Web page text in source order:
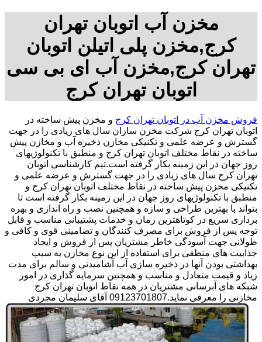
مخزن آب اتوبان تهران
کرج,مخزن پلی اتیلن اتوبان
تهران کرج,مخزن آب ای بی سی
اتوبان تهران کرج
فروش مخزن آب در اتوبان تهران کرج و مخزن پیش ساخته در
اتوبان تهران کرج شرکت مخزن سازان سال های زیادی را در جهت
گسترش و عرضه علمی و تکنیکی مخازن ذخیره آب و مخازن پیش
ساخته در نقاط مختلف اتوبان تهران کرج و منطبق با تکنولوژیهای
روز جهان در این زمینه بکار گرفته است.تیم کارشناسی اتوبان
تهران کرج سال های زیادی را در جهت گسترش و عرضه علمی و
تکنیکی مخزن پیش ساخته در نقاط مختلف اتوبان تهران کرج و
منطبق با تکنولوژیهای روز جهان در این زمینه بکار گرفته است تا
بتواند با بهترین طراحی و سازه و همچنین نصب و راه اندازی و بهره
برداری سریع در کوتاهترین زمان و خدمات پشتیبانی مناسب و قابل
توجه پس از فروش برای مصرف کنندگان و تضامینی قوی و کافی و
طولانی جهت آسودگی خاطر مشتریان پس از فروش و ایجاد
جذابیت های منطقی برای استفاده از این نوع مخازن به سبب
بهداشتی بودن آنها در ذخیره سازی آب آشامیدنی و سالم برای مدت
زیاد و قیمت متعادل و مناسب و همچنین سرمایه گذاری در امور
شبکه های آبرسانی مشتریان در همه نقاط اتوبان تهران کرج
مخازنی را معرفی نماید.09123701807 آقای سلیمان مجردی